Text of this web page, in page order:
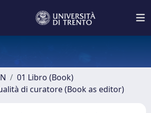
01 Libro (Book)
di curatore (Book as editor)